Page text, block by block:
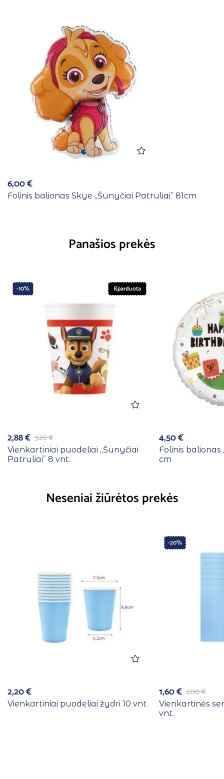
6,00€
Folinis balionas Skye ,,Šunyčiai Patruliai” 81cm
Panašios prekės
-10% Išparduota
3,20€
2,88€
Vienkartiniai puodeliai ,,Šunyčiai
Patruliai” 8 vnt.
4,50€
Folinis balionas
cm
Neseniai žiūrėtos prekės
2,20€
Vienkartiniai puodeliai žydri 10 vnt.
-20%
2,00€
1,60€
Vienkartinės
vnt.